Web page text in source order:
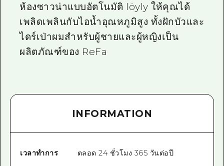
ห้องซาวน่าแบบอัตโนมัติ löyly ให้คุณได้
เพลิดเพลินกับไอน้ำอุณหภูมิสูง ทั้งฝักบัวและ
ไดร์เป่าผมสำหรับผู้ชายและผู้หญิงเป็น
ผลิตภัณฑ์ของ ReFa
INFORMATION
เวลาทำการ ตลอด 24 ชั่วโมง 365 วันต่อปี